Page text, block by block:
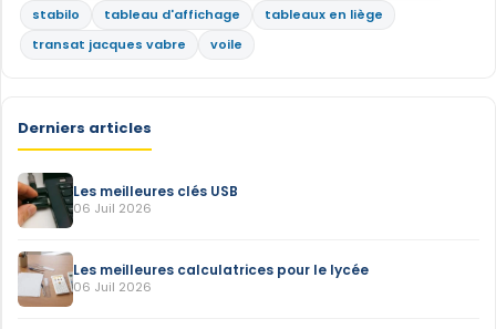
stabilo
tableau d'affichage
tableaux en liège
transat jacques vabre
voile
Derniers articles
Les meilleures clés USB
06 Juil 2026
Les meilleures calculatrices pour le lycée
06 Juil 2026